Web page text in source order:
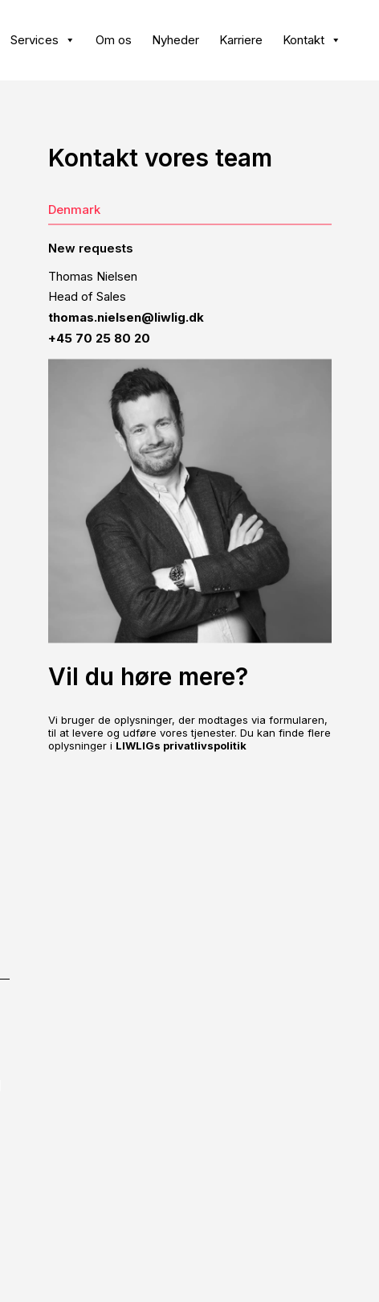
Services Om os Nyheder Karriere Kontakt
Kontakt vores team
Denmark
New requests
Thomas Nielsen
Head of Sales
thomas.nielsen@liwlig.dk
+45 70 25 80 20
Vil du høre mere?
Vi bruger de oplysninger, der modtages via formularen,
til at levere og udføre vores tjenester. Du kan finde flere
oplysninger i LIWLIGs privatlivspolitik